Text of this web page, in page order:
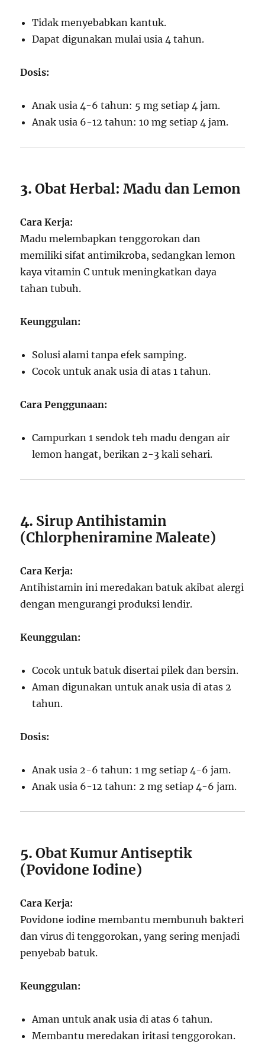
Tidak menyebabkan kantuk.
Dapat digunakan mulai usia 4 tahun.
Dosis:
Anak usia 4-6 tahun: 5 mg setiap 4 jam.
Anak usia 6-12 tahun: 10 mg setiap 4 jam.
3.Obat Herbal: Madu dan Lemon
Cara Kerja:
Madu melembapkan tenggorokan dan
memiliki sifat antimikroba, sedangkan lemon
kaya vitamin C untuk meningkatkan daya
tahan tubuh.
Keunggulan:
Solusi alami tanpa efek samping.
Cocok untuk anak usia di atas 1 tahun.
Cara Penggunaan:
Campurkan 1 sendok teh madu dengan air
lemon hangat, berikan 2-3 kali sehari.
4. Sirup Antihistamin
(Chlorpheniramine Maleate)
Cara Kerja:
Antihistamin ini meredakan batuk akibat alergi
dengan mengurangi produksi lendir.
Keunggulan:
Cocok untuk batuk disertai pilek dan bersin.
Aman digunakan untuk anak usia di atas 2
tahun.
Dosis:
Anak usia 2-6 tahun: 1 mg setiap 4-6 jam.
Anak usia 6-12 tahun: 2 mg setiap 4-6 jam.
5.Obat Kumur Antiseptik
(Povidone Iodine)
Cara Kerja:
Povidone iodine membantu membunuh bakteri
dan virus di tenggorokan, yang sering menjadi
penyebab batuk.
Keunggulan:
Aman untuk anak usia di atas 6 tahun.
Membantu meredakan iritasi tenggorokan.